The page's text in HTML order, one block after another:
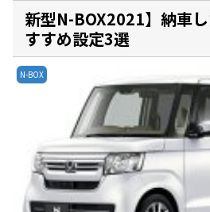
新型N-BOX2021】納車
すすめ設定3選
N-BOX